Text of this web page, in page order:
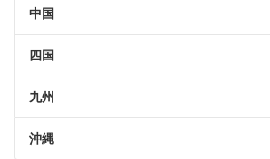
中国
四国
九州
沖縄